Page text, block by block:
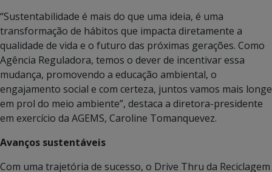
“Sustentabilidade é mais do que uma ideia, é uma
transformação de hábitos que impacta diretamente a
qualidade de vida e o futuro das próximas gerações. Como
Agência Reguladora, temos o dever de incentivar essa
mudança, promovendo a educação ambiental, o
engajamento social e com certeza, juntos vamos mais longe
em prol do meio ambiente”, destaca a diretora-presidente
em exercício da AGEMS, Caroline Tomanquevez.
Avanços sustentáveis
Com uma trajetória de sucesso, o Drive Thru da Reciclagem